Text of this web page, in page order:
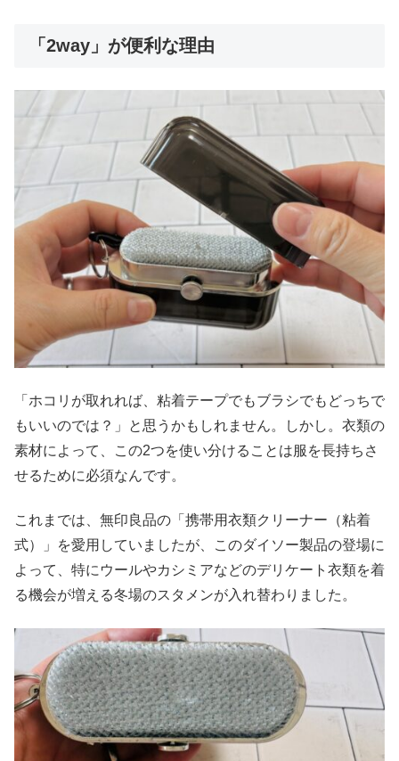
「2way」が便利な理由
「ホコリが取れれば、粘着テープでもブラシでもどっちで
もいいのでは？」と思うかもしれません。しかし。衣類の
素材によって、この2つを使い分けることは服を長持ちさ
せるために必須なんです。
これまでは、無印良品の「携帯用衣類クリーナー（粘着
式）」を愛用していましたが、このダイソー製品の登場に
よって、特にウールやカシミアなどのデリケート衣類を着
る機会が増える冬場のスタメンが入れ替わりました。